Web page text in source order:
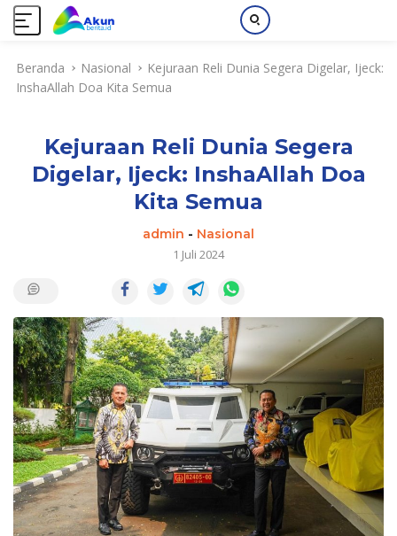
Beranda Nasional
Kejuraan Reli Dunia Segera Digelar, Ijeck:
InshaAllah Doa Kita Semua
Kejuraan Reli Dunia Segera
Digelar, Ijeck: InshaAllah Doa
Kita Semua
admin - Nasional
1 Juli 2024